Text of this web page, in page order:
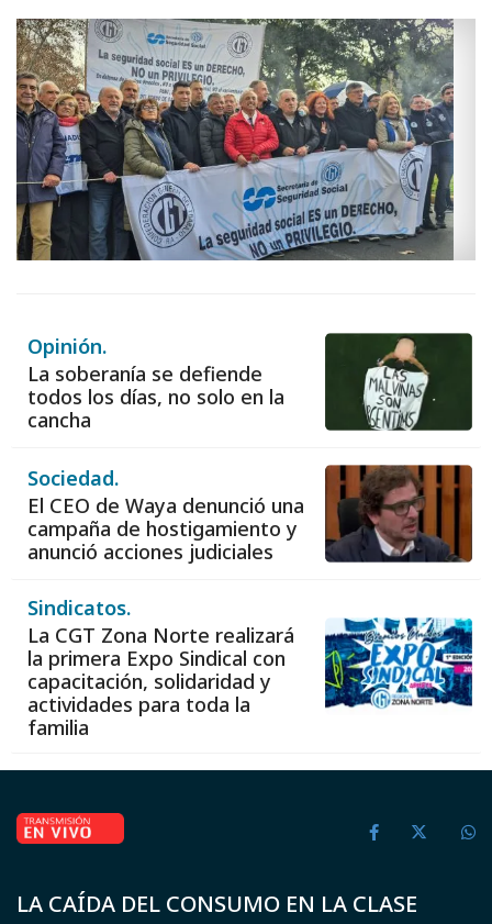
Opinión.
La soberanía se defiende
todos los días, no solo en la
cancha
Sociedad.
El CEO de Waya denunció una
campaña de hostigamiento y
anunció acciones judiciales
Sindicatos.
La CGT Zona Norte realizará
la primera Expo Sindical con
capacitación, solidaridad y
actividades para toda la
familia
LA CAÍDA DEL CONSUMO EN LA CLASE